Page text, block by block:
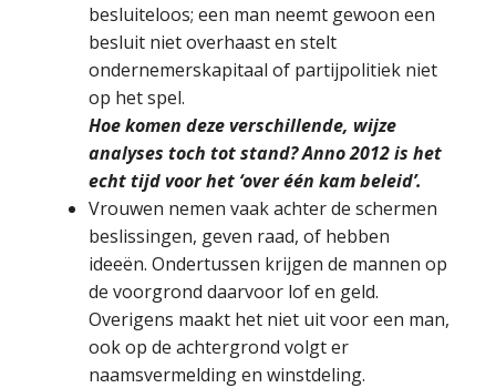
besluiteloos; een man neemt gewoon een
besluit niet overhaast en stelt
ondernemerskapitaal of partijpolitiek niet
op het spel.
Hoe komen deze verschillende, wijze
analyses toch tot stand? Anno 2012 is het
echt tijd voor het ‘over één kam beleid’.
Vrouwen nemen vaak achter de schermen
beslissingen, geven raad, of hebben
ideeën. Ondertussen krijgen de mannen op
de voorgrond daarvoor lof en geld.
Overigens maakt het niet uit voor een man,
ook op de achtergrond volgt er
naamsvermelding en winstdeling.